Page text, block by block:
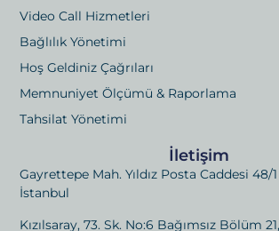
Video Call Hizmetleri
Bağlılık Yönetimi
Hoş Geldiniz Çağrıları
Memnuniyet Ölçümü & Raporlama
Tahsilat Yönetimi
İletişim
Gayrettepe Mah. Yıldız Posta Caddesi 48/
İstanbul
Kızılsaray, 73. Sk. No:6 Bağımsız Bölüm